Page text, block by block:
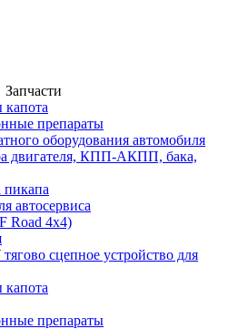
Запчасти
капота
препараты
оборудования автомобиля
двигателя, КПП-АКПП, бака,
пикапа
автосервиса
Road 4x4)
сцепное устройство для
капота
препараты